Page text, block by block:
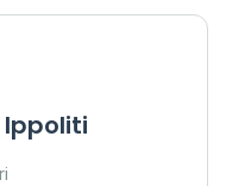
Ippoliti